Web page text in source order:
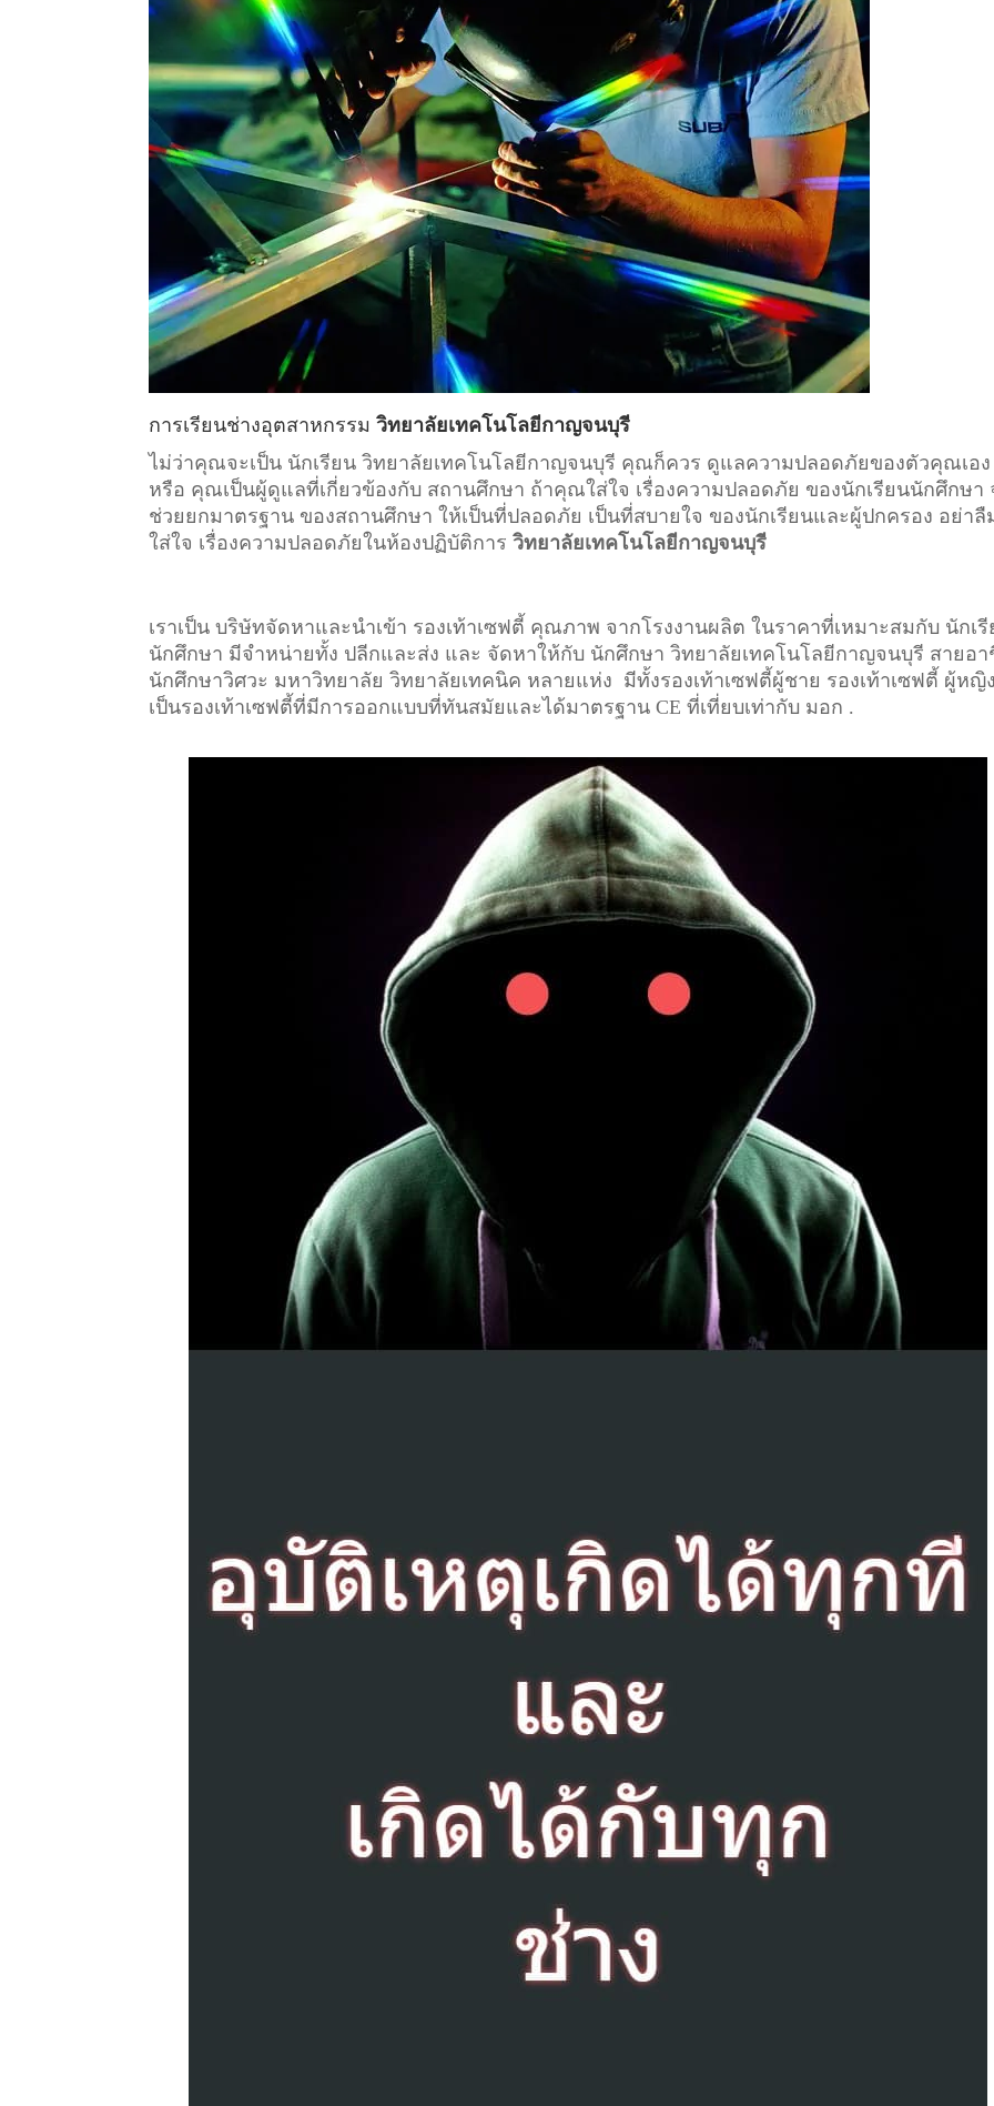
การเรียนช่างอุตสาหกรรม วิทยาลัยเทคโนโลยีกาญจนบุรี
ไม่ว่าคุณจะเป็น นักเรียน วิทยาลัยเทคโนโลยีกาญจนบุรี คุณก็ควร ดูแลความปลอดภัยของตัวคุณเอง
หรือ คุณเป็นผู้ดูแลที่เกี่ยวข้องกับ สถานศึกษา ถ้าคุณใส่ใจ เรื่องความปลอดภัย ของนักเรียนนักศึกษา
ช่วยยกมาตรฐาน ของสถานศึกษา ให้เป็นที่ปลอดภัย เป็นที่สบายใจ ของนักเรียนและผู้ปกครอง อย่าลื
ใส่ใจ เรื่องความปลอดภัยในห้องปฏิบัติการวิทยาลัยเทคโนโลยีกาญจนบุรี
เราเป็น บริษัทจัดหาและนำเข้า รองเท้าเซฟตี้ คุณภาพ จากโรงงานผลิต ในราคาที่เหมาะสมกับ นักเ
นักศึกษา มีจำหน่ายทั้ง ปลีกและส่ง และ จัดหาให้กับ นักศึกษา วิทยาลัยเทคโนโลยีกาญจนบุรี สายอ
นักศึกษาวิศวะ มหาวิทยาลัย วิทยาลัยเทคนิค หลายแห่ง มีทั้งรองเท้าเซฟตี้ผู้ชาย รองเท้าเซฟตี้ ผู้หญิ
เป็นรองเท้าเซฟตี้ที่มีการออกแบบที่ทันสมัยและได้มาตรฐาน CE ที่เที่ยบเท่ากับ มอก .